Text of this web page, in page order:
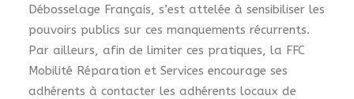
Débosselage Français, s’est attelée à sensibiliser les
pouvoirs publics sur ces manquements récurrents.
Par ailleurs, afin de limiter ces pratiques, la FFC
Mobilité Réparation et Services encourage ses
adhérents à contacter les adhérents locaux de